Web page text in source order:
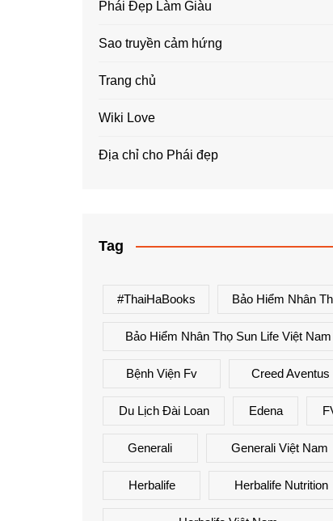
Phái Đẹp Làm Giàu
Sao truyền cảm hứng
Trang chủ
Wiki Love
Địa chỉ cho Phái đẹp
Tag
#ThaiHaBooks Bảo Hiểm Nhân
Bảo Hiểm Nhân Thọ Sun Life Việt Nam
Bệnh Viện Fv Creed Aventus
Du Lịch Đài Loan Edena
Generali Generali Việt Nam
Herbalife Herbalife Nutrition